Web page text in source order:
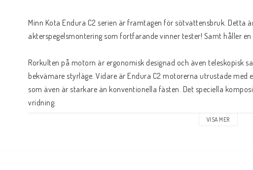
Minn Kota Endura C2 serien är framtagen för sötvattensbruk. Detta
akterspegelsmontering som fortfarande vinner tester! Samt håller
Rorkulten på motorn är ergonomisk designad och även teleskopisk
bekvämare styrläge. Vidare är Endura C2 motorerna utrustade
som även är starkare än konventionella fästen. Det speciella
vridning.
VISA MER